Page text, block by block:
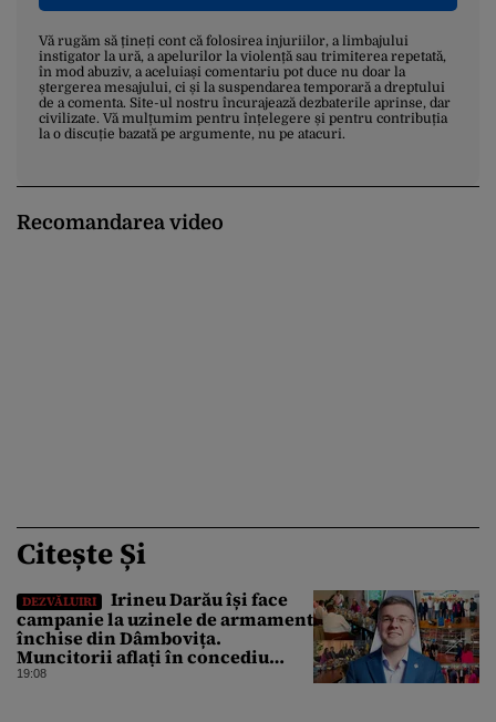
Vă rugăm să țineți cont că folosirea injuriilor, a limbajului
instigator la ură, a apelurilor la violență sau trimiterea repetată,
în mod abuziv, a aceluiași comentariu pot duce nu doar la
ștergerea mesajului, ci și la suspendarea temporară a dreptului
de a comenta. Site-ul nostru încurajează dezbaterile aprinse, dar
civilizate. Vă mulțumim pentru înțelegere și pentru contribuția
la o discuție bazată pe argumente, nu pe atacuri.
Recomandarea video
Citește Și
DEZVĂLUIRI
Irineu Darău își face
campanie la uzinele de armament
închise din Dâmbovița.
Muncitorii aflați în concediu
forțat din cauza lipsei comenzilor
19:08